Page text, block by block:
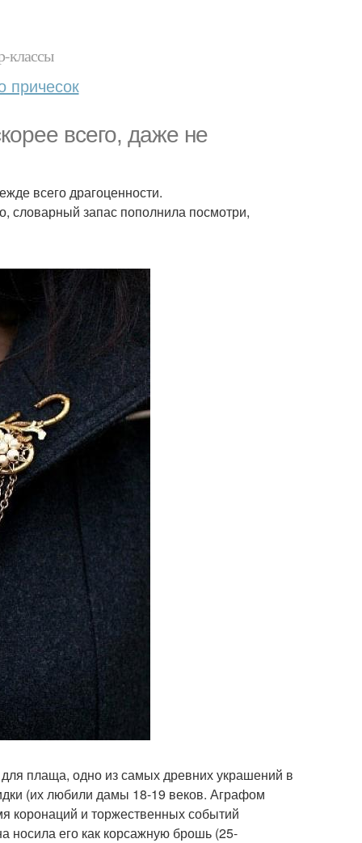
классы
причесок
всего, даже не
всего драгоценности.
словарный запас пополнила посмотри,
плаща, одно из самых древних украшений в
(их любили дамы 18-19 веков. Аграфом
коронаций и торжественных событий
носила его как корсажную брошь (25-